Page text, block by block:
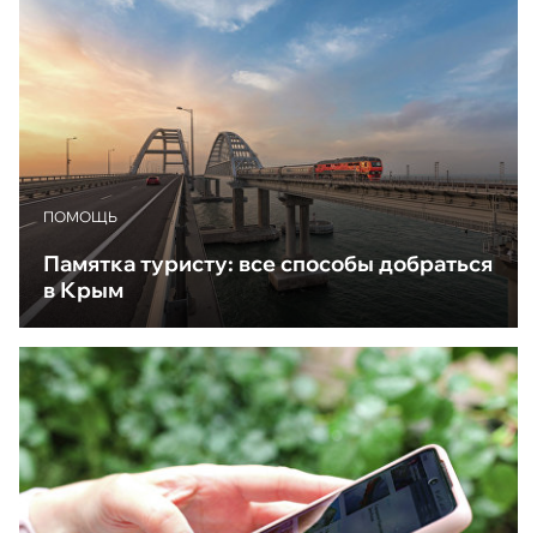
ПОМОЩЬ
Памятка туристу: все способы добраться
в Крым